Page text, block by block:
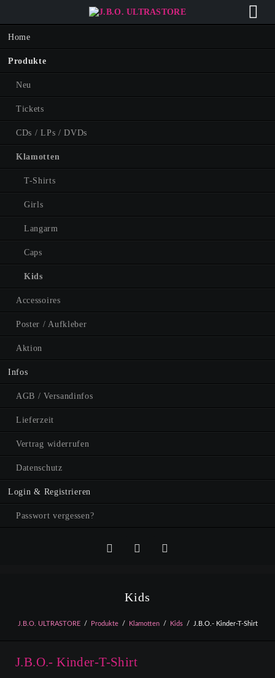
Home
Produkte
Neu
Tickets
CDs / LPs / DVDs
Klamotten
T-Shirts
Girls
Langarm
Caps
Kids
Accessoires
Poster / Aufkleber
Aktion
Infos
AGB / Versandinfos
Lieferzeit
Vertrag widerrufen
Datenschutz
Login & Registrieren
Passwort vergessen?
FacebookYouTube
Kids
J.B.O. ULTRASTORE Produkte Klamotten Kids J.B.O.- Kinder-T-Shirt
J.B.O.- Kinder-T-Shirt